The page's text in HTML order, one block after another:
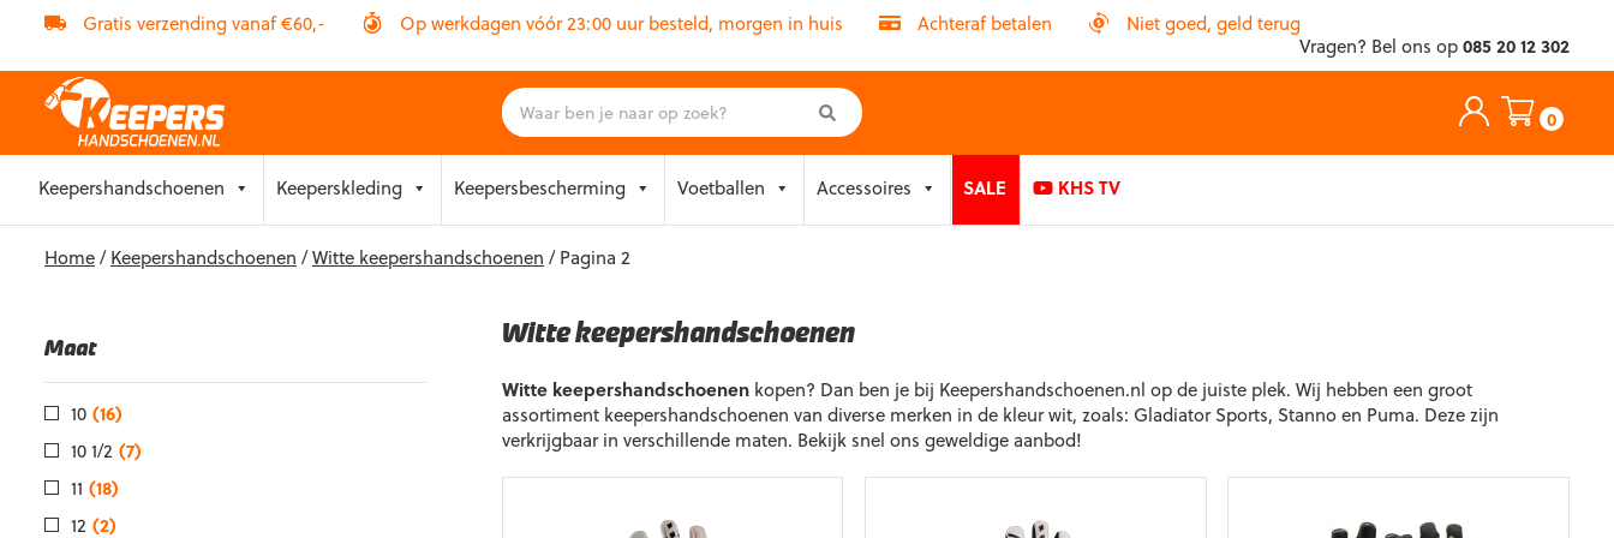
Gratis verzending vanaf €60,- Op werkdagen vóór 23:00 uur besteld, morgen in huis Achteraf betalen
Niet goed, geld terug
Vragen? Bel ons op085 20 12 302
0
toKeepershandschoenen Keeperskleding Keepersbescherming Voetballen Accessoires SALE KHS TV
Home/Keepershandschoenen /Witte keepershandschoenen / Pagina 2
Maat
10 (16)
10 1/2 (7)
11 (18)
12 (2)
Witte keepershandschoenen
Witte keepershandschoenen kopen? Dan ben je bij Keepershandschoenen.nl op de juiste plek. Wij hebben een groot
assortiment keepershandschoenen van diverse merken in de kleur wit, zoals: Gladiator Sports, Stanno en Puma. Deze zijn
verkrijgbaar in verschillende maten. Bekijk snel ons geweldige aanbod!